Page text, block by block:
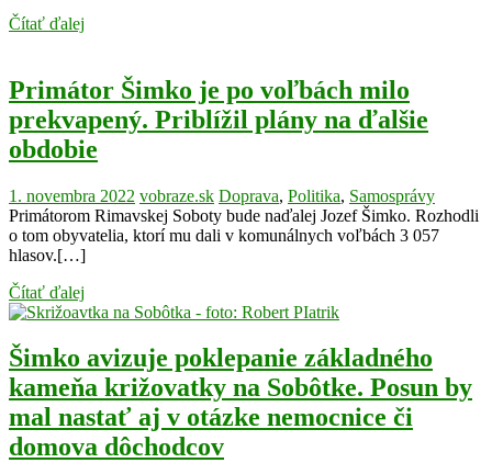
Čítať ďalej
Primátor Šimko je po voľbách milo
prekvapený. Priblížil plány na ďalšie
obdobie
1. novembra 2022 vobraze.sk Doprava, Politika, Samosprávy
Primátorom Rimavskej Soboty bude naďalej Jozef Šimko. Rozhodli
o tom obyvatelia, ktorí mu dali v komunálnych voľbách 3 057
hlasov.[…]
Čítať ďalej
Šimko avizuje poklepanie základného
kameňa križovatky na Sobôtke. Posun by
mal nastať aj v otázke nemocnice či
domova dôchodcov